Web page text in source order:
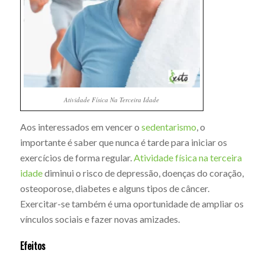
Atividade Física Na Terceira Idade
Aos interessados em vencer o sedentarismo , o
importante é saber que nunca é tarde para iniciar os
exercícios de forma regular. Atividade física na terceira
idadediminui o risco de depressão, doenças do coração,
osteoporose, diabetes e alguns tipos de câncer.
Exercitar-se também é uma oportunidade de ampliar os
vínculos sociais e fazer novas amizades.
Efeitos